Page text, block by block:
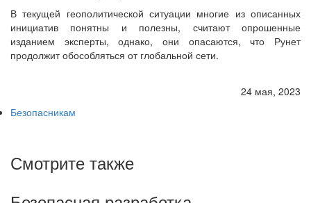
В текущей геополитической ситуации многие из описанных
инициатив понятны и полезны, считают опрошенные
изданием эксперты, однако, они опасаются, что Рунет
продолжит обособляться от глобальной сети.
24 мая, 2023
Безопасникам
Смотрите также